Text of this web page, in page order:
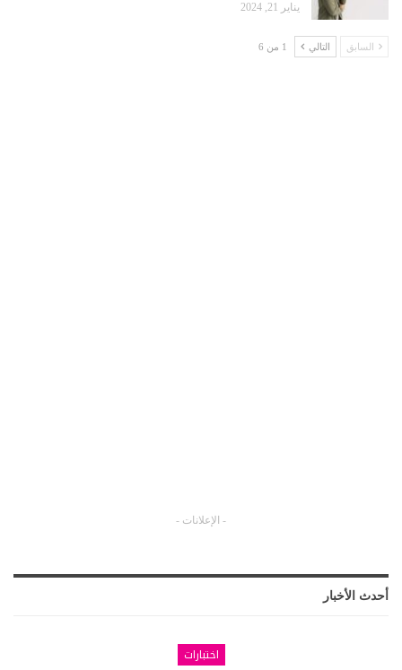
يناير 21, 2024
السابق التالي 1 من 6
- الإعلانات -
أحدث الأخبار
اختبارات